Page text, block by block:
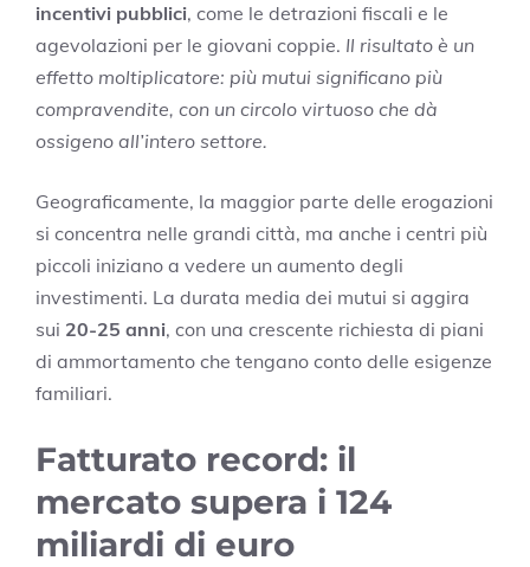
incentivi pubblici, come le detrazioni fiscali e le
agevolazioni per le giovani coppie. Il risultato è un
effetto moltiplicatore: più mutui significano più
compravendite, con un circolo virtuoso che dà
ossigeno all’intero settore.
Geograficamente, la maggior parte delle erogazioni
si concentra nelle grandi città, ma anche i centri più
piccoli iniziano a vedere un aumento degli
investimenti. La durata media dei mutui si aggira
sui 20-25 anni, con una crescente richiesta di piani
di ammortamento che tengano conto delle esigenze
familiari.
Fatturato record: il
mercato supera i 124
miliardi di euro